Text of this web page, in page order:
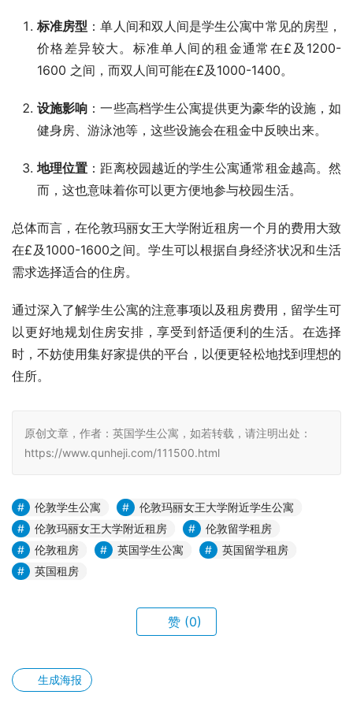
标准房型 ：单人间和双人间是学生公寓中常见的房型，
价格差异较大。标准单人间的租金通常在£及1200-
1600 之间，而双人间可能在£及1000-1400。
设施影响 ：一些高档学生公寓提供更为豪华的设施，如
健身房、游泳池等，这些设施会在租金中反映出来。
地理位置 ：距离校园越近的学生公寓通常租金越高。然
而，这也意味着你可以更方便地参与校园生活。
总体而言，在伦敦玛丽女王大学附近租房一个月的费用大致
在£及1000-1600之间。学生可以根据自身经济状况和生活
需求选择适合的住房。
通过深入了解学生公寓的注意事项以及租房费用，留学生可
以更好地规划住房安排，享受到舒适便利的生活。在选择
时，不妨使用集好家提供的平台，以便更轻松地找到理想的
住所。
原创文章，作者：英国学生公寓，如若转载，请注明出处：
https://www.qunheji.com/111500.html
伦敦学生公寓
伦敦玛丽女王大学附近学生公寓
伦敦玛丽女王大学附近租房
伦敦留学租房
伦敦租房
英国学生公寓
英国留学租房
英国租房
赞 (0)
生成海报